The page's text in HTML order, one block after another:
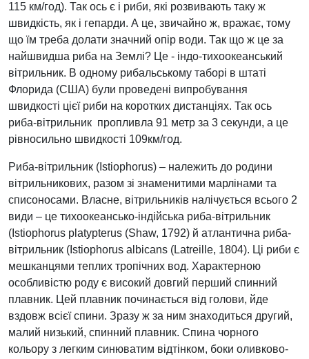
115 км/год). Так ось є і риби, які розвивають таку ж
швидкість, як і гепарди. А це, звичайно ж, вражає, тому
що їм треба долати значний опір води. Так що ж це за
найшвидша риба на Землі? Це - індо-тихоокеанський
вітрильник. В одному рибальському таборі в штаті
Флорида (США) були проведені випробування
швидкості цієї риби на коротких дистанціях. Так ось
риба-вітрильник пропливла 91 метр за 3 секунди, а це
рівносильно швидкості 109км/год.
Риба-вітрильник (Istiophorus) – належить до родини
вітрильникових, разом зі знаменитими марлінами та
списоносами. Власне, вітрильників налічується всього 2
види – це тихоокеансько-індійська риба-вітрильник
(Istiophorus platypterus (Shaw, 1792) й атлантична риба-
вітрильник (Istiophorus albicans (Latreille, 1804). Ці риби є
мешканцями теплих тропічних вод. Характерною
особливістю роду є високий довгий перший спинний
плавник. Цей плавник починається від голови, йде
вздовж всієї спини. Зразу ж за ним знаходиться другий,
малий низький, спинний плавник. Спина чорного
кольору з легким синюватим відтінком, боки оливково-